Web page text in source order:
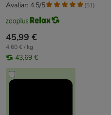
45,99 €
4,60 € / kg
43,69 €
Avaliar: 4.5/5 (51)